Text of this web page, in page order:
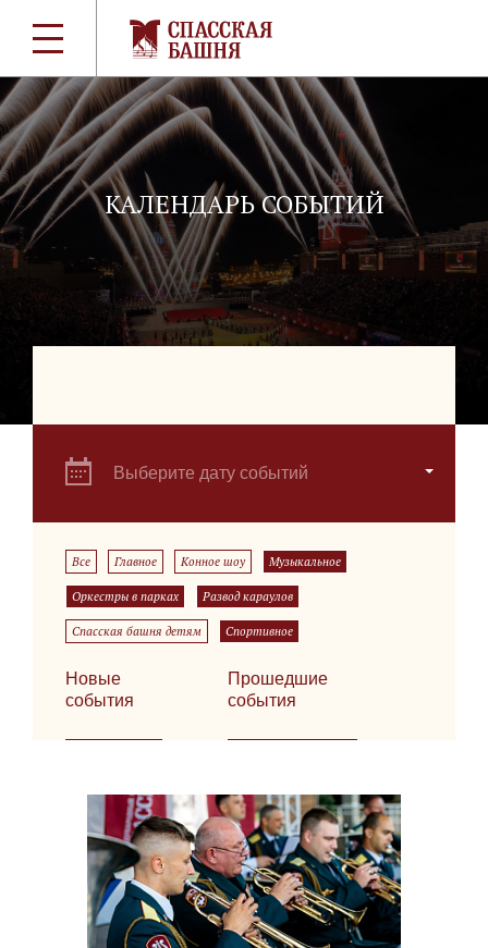
КАЛЕНДАРЬ СОБЫТИЙ
Выберите дату событий
Все Главное Конное шоу Музыкальное
Оркестры в парках Развод караулов
Спасская башня детям Спортивное
Новые
события
Прошедшие
события